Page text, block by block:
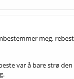
meg,
var å bare strø